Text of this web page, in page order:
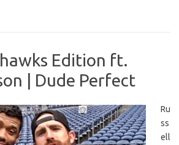
Edition ft.
| Dude Perfect
Ru
ss
ell